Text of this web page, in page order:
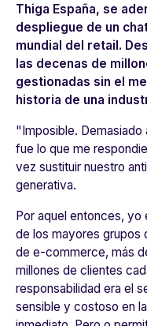
Thiga España, se
despliegue de un
mundial del retail.
las decenas de
gestionadas sin el
historia de una
"Imposible. Demasiado
fue lo que me
vez sustituir nuestro
generativa.
Por aquel entonces, yo
de los mayores grupos
de e-commerce, más
millones de clientes
responsabilidad era el
sensible y costoso en